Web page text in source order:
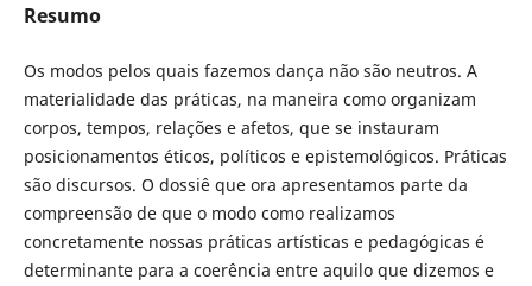
Resumo
Os modos pelos quais fazemos dança não são neutros. A
materialidade das práticas, na maneira como organizam
corpos, tempos, relações e afetos, que se instauram
posicionamentos éticos, políticos e epistemológicos. Práticas
são discursos. O dossiê que ora apresentamos parte da
compreensão de que o modo como realizamos
concretamente nossas práticas artísticas e pedagógicas é
determinante para a coerência entre aquilo que dizemos e